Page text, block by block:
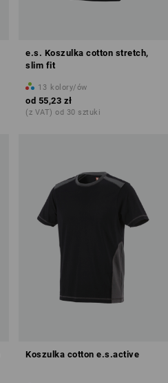
e.s. Koszulka cotton stretch,
slim fit
13 kolory/ów
od 55,23 zł
(z VAT) od 30 sztuki
Koszulka cotton e.s.active